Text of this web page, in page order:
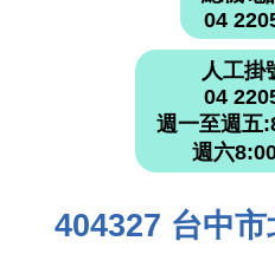
04
人工掛
04
週一至週五
週六
404327 台中